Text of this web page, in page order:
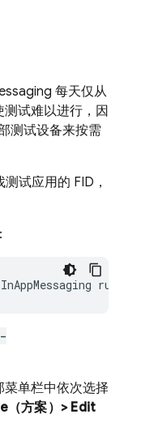
每天仅从
试难以进行，因
测试设备来按需
试应用的 FID，
-
单栏中依次选择
（方案）> Edit